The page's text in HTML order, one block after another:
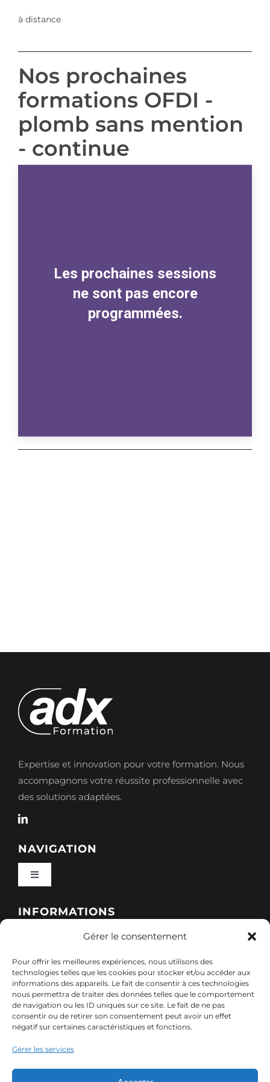
Gérer le consentement
Pour offrir les meilleures expériences, nous utilisons des
technologies telles que les cookies pour stocker et/ou accéder aux
informations des appareils. Le fait de consentir à ces technologies
nous permettra de traiter des données telles que le comportement
de navigation ou les ID uniques sur ce site. Le fait de ne pas
consentir ou de retirer son consentement peut avoir un effet
négatif sur certaines caractéristiques et fonctions.
Gérer les services
à distance
Nos prochaines
formations OFDI -
plomb sans mention
- continue
Les prochaines sessions
ne sont pas encore
programmées.
Expertise et innovation pour votre formation. Nous
accompagnons votre réussite professionnelle avec
des solutions adaptées.
NAVIGATION
Toggle
Qui sommes-nous ?
Nos sessions
Ressources
Contact
INFORMATIONS
Politique de cookies (UE)
Mentions légales
Politique de confidentialité des données (RGPD)
CONTACT
7, rue de Marigné-Peuton – 53200 Château-
Gontier
contact@adx-formation.com